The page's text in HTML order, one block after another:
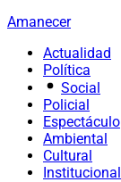
Amanecer
Actualidad
Política
Social
Policial
Espectáculo
Ambiental
Cultural
Institucional